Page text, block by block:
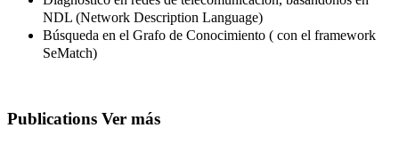
NDL (Network Description Language)
Búsqueda en el Grafo de Conocimiento ( con el framework
SeMatch)
Publications Ver más